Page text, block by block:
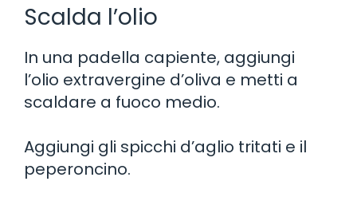
Scalda l’olio
In una padella capiente, aggiungi
l’olio extravergine d’oliva e metti a
scaldare a fuoco medio.
Aggiungi gli spicchi d’aglio tritati e il
peperoncino.